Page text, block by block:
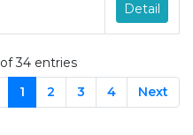
Detail
34 entries
1 2 3 4 Next